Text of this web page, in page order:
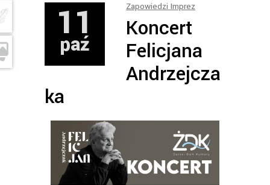
11
paź
Zapowiedzi Imprez
Koncert
Felicjana
Andrzejcza
ka